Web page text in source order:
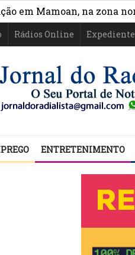
na zona norte de
Rádios Online Expediente
ENTRETENIMENTO